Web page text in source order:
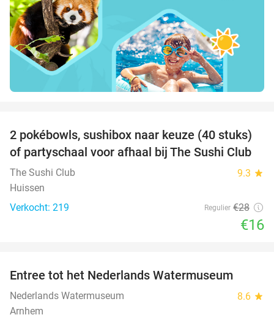
43%
2 pokébowls, sushibox naar keuze (40 stuks)
of partyschaal voor afhaal bij The Sushi Club
The Sushi Club 9.3 star
Huissen
Verkocht: 219
Regulier €28
€16
Entree tot het Nederlands Watermuseum
Nederlands Watermuseum 8.6 star
Arnhem